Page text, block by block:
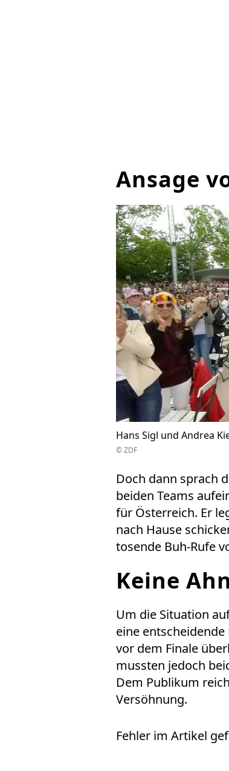
Ansage
Hans Sigl und Andrea
© ZDF
Doch dann sprach
beiden Teams
für Österreich. Er
nach Hause
tosende Buh-Rufe
Keine
Um die Situation
eine
vor dem Finale
mussten jedoch
Dem Publikum
Versöhnung.
Fehler im Artikel